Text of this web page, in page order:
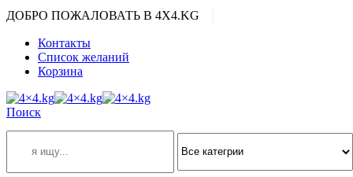
ДОБРО ПОЖАЛОВАТЬ В 4X4.KG
Контакты
Список желаний
Корзина
Поиск